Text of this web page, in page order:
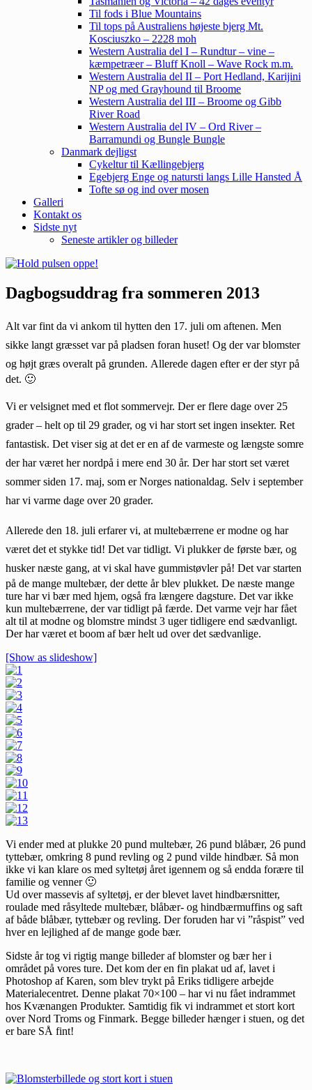
Til fods i Blue Mountains
Til tops på Australiens højeste bjerg Mt.
Kosciuszko – 2228 moh
Western Australia del I – Rundtur – vine –
kæmpetræer – Bluff Knoll – Wave Rock m.m.
Western Australia del II – Port Hedland, Karijini
NP og med Grayhound til Broome
Western Australia del III – Broome og Gibb
River Road
Western Australia del IV – Ord River –
Barramundi og Bungle Bungle
Danmark dejligst
Cykeltur til Kællingebjerg
Egebjerg Enge og natursti langs Lille Hansted Å
Tofte sø og ind over mosen
Galleri
Kontakt os
Sidste nyt
Seneste artikler og billeder
Dagbogsuddrag fra sommeren 2013
Alt var fint da vi ankom til hytten den 17. juli om aftenen. Men
sikke langt græsset var på pladsen foran huset! Og der var blomster
og højt græs overalt på grunden. Allerede dagen efter er der styr på
det. 🙂
Vi er velsignet med et flot sommervejr. Der er flere dage over 25
grader – helt op til 29 grader, og vi har stort set ingen insekter. Ret
fantastisk. Det viser sig at det er en af de varmeste og længste somre
der har været her nordpå i mere end 30 år. Der har stort set været
sommer siden 17. maj, som er Norges nationaldag. Selv i september
har vi varme dage over 20 grader.
Allerede den 18. juli erfarer vi, at multebærrene er modne og har
været det et stykke tid! Det var tidligt. Vi plukker de første bær, og
husker næste gang, at vi skal have gummistøvler på! Det var starten
på de mange multebær, der dette år blev plukket. De næste mange
ture har vi bær med hjem, også fra længere dagsture. Det var ikke
kun multebærrene, der var tidligt på færde. Det varme vejr har fået
alt til at modne og blomstre mindst 3 uger tidligere end sædvanligt.
Der har været et boom af bær helt ud over det sædvanlige.
[Show as slideshow]
Vi ender med at plukke 20 pund multebær, 26 pund blåbær, 26 pund
tyttebær, omkring 8 pund revling og 2 pund vilde hindbær. Så mon
ikke vi kan klare os med syltetøj året igennem og så endda forære til
familie og venner 🙂
Ud over massevis af syltetøj, er der blevet lavet hindbærsnitter,
roulade med råsyltede multebær, blåbær- og hindbærmuffins og saft
af både blåbær, tyttebær og revling. Der foruden har vi ”råspist” ved
hver en lejlighed af de mange gode bær.
Sidste år tog vi rigtig mange billeder af blomster og bær her i
området på vores ture. Det kom der en fin plakat ud af, lavet i
Photoshop af Karen, som blev trykt på Eriks tidligere arbejde
Materialecentret. Denne plakat 70×100 – har vi nu fået indrammet
hos Kvænangen Produkter. Samtidig fik vi indrammet et stort kort
over Nord Troms og Finmark. Begge billeder hænger i stuen, og det
er bare SÅ fint!